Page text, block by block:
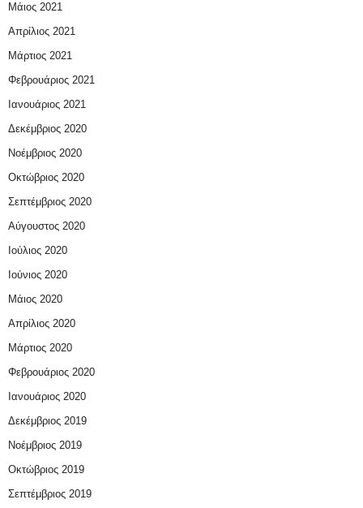
Μάιος 2021
Απρίλιος 2021
Μάρτιος 2021
Φεβρουάριος 2021
Ιανουάριος 2021
Δεκέμβριος 2020
Νοέμβριος 2020
Οκτώβριος 2020
Σεπτέμβριος 2020
Αύγουστος 2020
Ιούλιος 2020
Ιούνιος 2020
Μάιος 2020
Απρίλιος 2020
Μάρτιος 2020
Φεβρουάριος 2020
Ιανουάριος 2020
Δεκέμβριος 2019
Νοέμβριος 2019
Οκτώβριος 2019
Σεπτέμβριος 2019